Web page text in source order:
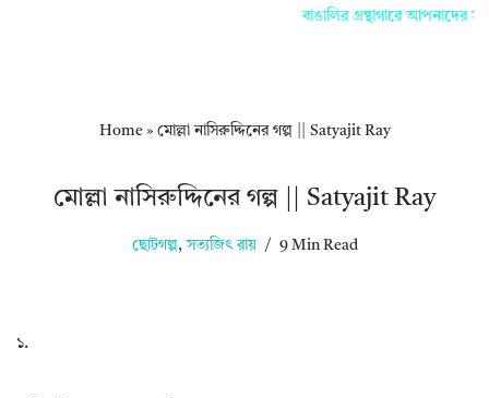
বাঙালির গ্রন্থাগারে আপনাদের সকলকে
Home» মোল্লা নাসিরুদ্দিনের গল্প || Satyajit Ray
মোল্লা নাসিরুদ্দিনের গল্প || Satyajit Ray
ছোটগল্প , সত্যজিৎ রায় 9 Min Read
১.